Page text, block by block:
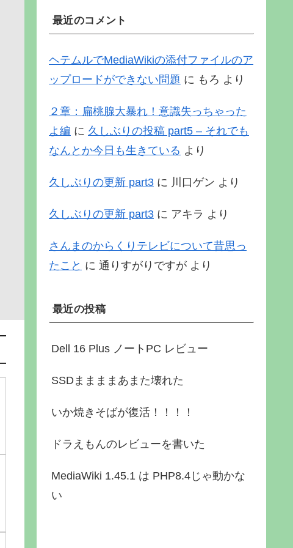
最近のコメント
ヘテムルでMediaWikiの添付ファイルのア
ップロードができない問題 に もろ より
２章：扁桃腺大暴れ！意識失っちゃった
よ編 に 久しぶりの投稿 part5 – それでも
なんとか今日も生きている より
久しぶりの更新 part3 に 川口ゲン より
久しぶりの更新 part3 に アキラ より
さんまのからくりテレビについて昔思っ
たこと に 通りすがりですが より
最近の投稿
Dell 16 Plus ノートPC レビュー
SSDままままあまた壊れた
いか焼きそばが復活！！！！
ドラえもんのレビューを書いた
MediaWiki 1.45.1 は PHP8.4じゃ動かな
い